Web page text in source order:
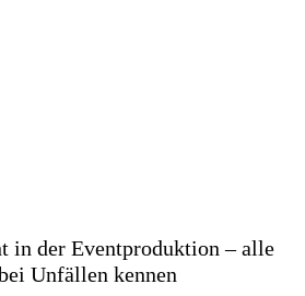
in der Eventproduktion – alle
Unfällen kennen